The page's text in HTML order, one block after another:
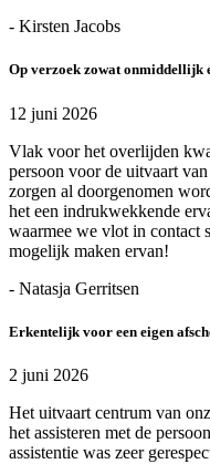
- Kirsten Jacobs
Op verzoek zowat onmiddellijk
12 juni 2026
Vlak voor het overlijden
persoon voor de uitvaart
zorgen al doorgenomen
het een indrukwekkende
waarmee we vlot in contact
mogelijk maken ervan!
- Natasja Gerritsen
Erkentelijk voor een eigen
2 juni 2026
Het uitvaart centrum van
het assisteren met de
assistentie was zeer